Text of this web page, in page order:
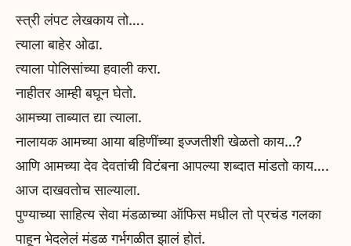
स्त्री लंपट लेखकाय तो….
त्याला बाहेर ओढा.
त्याला पोलिसांच्या हवाली करा.
नाहीतर आम्ही बघून घेतो.
आमच्या ताब्यात द्या त्याला.
नालायक आमच्या आया बहिणींच्या इज्जतीशी खेळतो काय…?
आणि आमच्या देव देवतांची विटंबना आपल्या शब्दात मांडतो काय….
आज दाखवतोच साल्याला.
पुण्याच्या साहित्य सेवा मंडळाच्या ऑफिस मधील तो प्रचंड गलका
पाहून भेदलेलं मंडळ गर्भगळीत झालं होतं.